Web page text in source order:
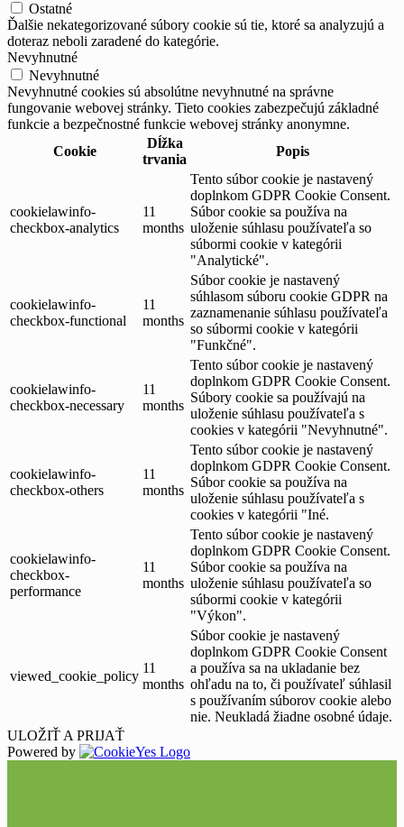
Ostatné
Ďalšie nekategorizované súbory cookie sú tie, ktoré sa analyzujú a
doteraz neboli zaradené do kategórie.
Nevyhnutné
Nevyhnutné
Nevyhnutné cookies sú absolútne nevyhnutné na správne
fungovanie webovej stránky. Tieto cookies zabezpečujú základné
funkcie a bezpečnostné funkcie webovej stránky anonymne.
Cookie
Dĺžka
trvania
Popis
cookielawinfo-
checkbox-analytics
11
months
Tento súbor cookie je nastavený
doplnkom GDPR Cookie Consent.
Súbor cookie sa používa na
uloženie súhlasu používateľa so
súbormi cookie v kategórii
"Analytické".
cookielawinfo-
checkbox-functional
11
months
Súbor cookie je nastavený
súhlasom súboru cookie GDPR na
zaznamenanie súhlasu používateľa
so súbormi cookie v kategórii
"Funkčné".
cookielawinfo-
checkbox-necessary
11
months
Tento súbor cookie je nastavený
doplnkom GDPR Cookie Consent.
Súbory cookie sa používajú na
uloženie súhlasu používateľa s
cookies v kategórii "Nevyhnutné".
cookielawinfo-
checkbox-others
11
months
Tento súbor cookie je nastavený
doplnkom GDPR Cookie Consent.
Súbor cookie sa používa na
uloženie súhlasu používateľa s
cookies v kategórii "Iné.
cookielawinfo-
checkbox-
performance
11
months
Tento súbor cookie je nastavený
doplnkom GDPR Cookie Consent.
Súbor cookie sa používa na
uloženie súhlasu používateľa so
súbormi cookie v kategórii
"Výkon".
viewed_cookie_policy
11
months
Súbor cookie je nastavený
doplnkom GDPR Cookie Consent
a používa sa na ukladanie bez
ohľadu na to, či používateľ súhlasil
s používaním súborov cookie alebo
nie. Neukladá žiadne osobné údaje.
ULOŽIŤ A PRIJAŤ
Powered by